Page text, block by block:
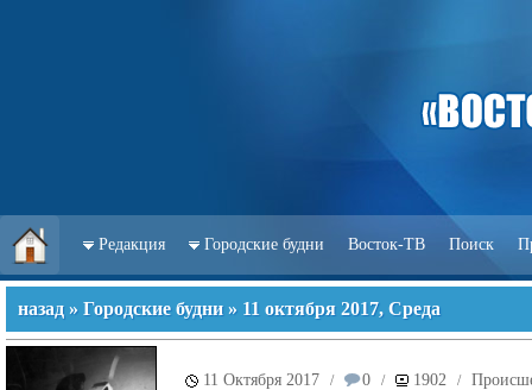
Редакция Городские будни Восток-ТВ Поиск
назад » Городские будни » 11 октября 2017, Среда
11 Октября 2017 / 0 / 1902 /